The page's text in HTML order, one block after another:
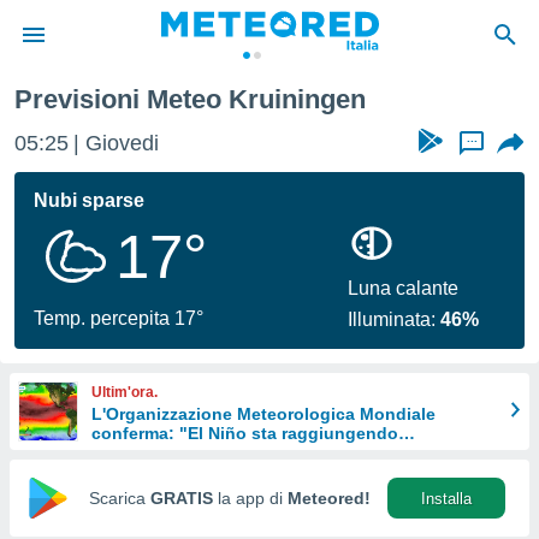
di
per
le
di
Web
Previsioni Meteo Kruiningen
05:25 Giovedi ...
Nubi sparse
17°
Temp. percepita 17°
Luna calante
Illuminata:46%
Ultim'ora.
L'Organizzazione Meteorologica Mondiale
conferma: "El Niño sta raggiungendo
Scarica GRATIS la app di Meteored! Installa